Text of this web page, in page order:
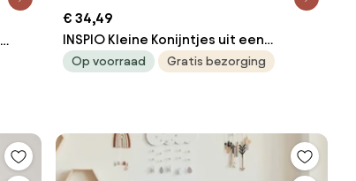
€ 34,49
INSPIO Kleine Konijntjes uit een
sprookjesboek - Aquarel muurstickers
Op voorraad Gratis bezorging